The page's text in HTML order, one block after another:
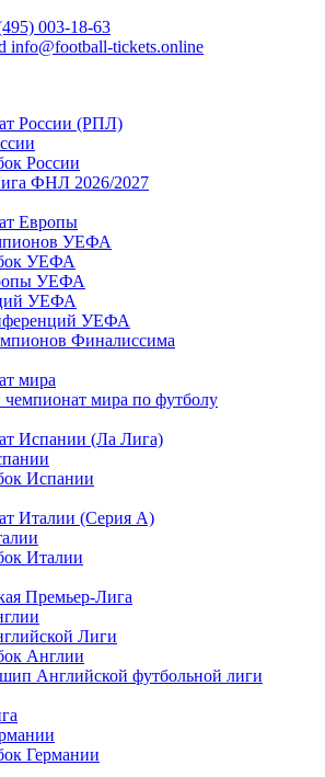
003-18-63
info@football-tickets.online
России (РПЛ)
России
ФНЛ 2026/2027
Европы
УЕФА
УЕФА
УЕФА
УЕФА
УЕФА
Финалиссима
мира
мира по футболу
Испании (Ла Лига)
Испании
Италии (Серия А)
Италии
Премьер-Лига
Лиги
Англии
Английской футбольной лиги
Германии